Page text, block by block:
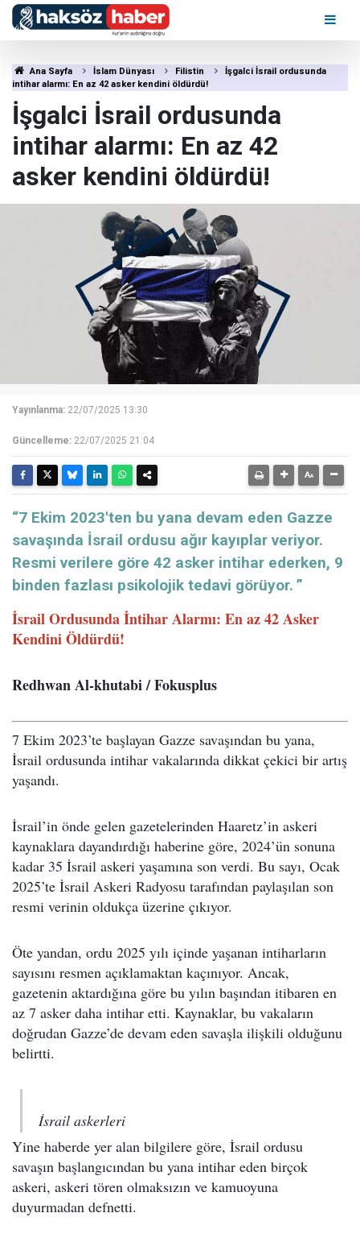
Ana Sayfa İslam Dünyası Filistin
İşgalci İsrail ordusunda
intihar alarmı: En az 42 asker kendini öldürdü!
İşgalci İsrail ordusunda
intihar alarmı: En az 42
asker kendini öldürdü!
Yayınlanma: 22/07/2025 13:30
Güncelleme: 22/07/2025 21:04
“7 Ekim 2023'ten bu yana devam eden Gazze
savaşında İsrail ordusu ağır kayıplar veriyor.
Resmi verilere göre 42 asker intihar ederken, 9
binden fazlası psikolojik tedavi görüyor. ”
İsrail Ordusunda İntihar Alarmı: En az 42 Asker
Kendini Öldürdü!
Redhwan Al-khutabi / Fokusplus
7 Ekim 2023’te başlayan Gazze savaşından bu yana,
İsrail ordusunda intihar vakalarında dikkat çekici bir artış
yaşandı.
İsrail’in önde gelen gazetelerinden Haaretz’in askeri
kaynaklara dayandırdığı haberine göre, 2024’ün sonuna
kadar 35 İsrail askeri yaşamına son verdi. Bu sayı, Ocak
2025’te İsrail Askeri Radyosu tarafından paylaşılan son
resmi verinin oldukça üzerine çıkıyor.
Öte yandan, ordu 2025 yılı içinde yaşanan intiharların
sayısını resmen açıklamaktan kaçınıyor. Ancak,
gazetenin aktardığına göre bu yılın başından itibaren en
az 7 asker daha intihar etti. Kaynaklar, bu vakaların
doğrudan Gazze’de devam eden savaşla ilişkili olduğunu
belirtti.
İsrail askerleri
Yine haberde yer alan bilgilere göre, İsrail ordusu
savaşın başlangıcından bu yana intihar eden birçok
askeri, askeri tören olmaksızın ve kamuoyuna
duyurmadan defnetti.